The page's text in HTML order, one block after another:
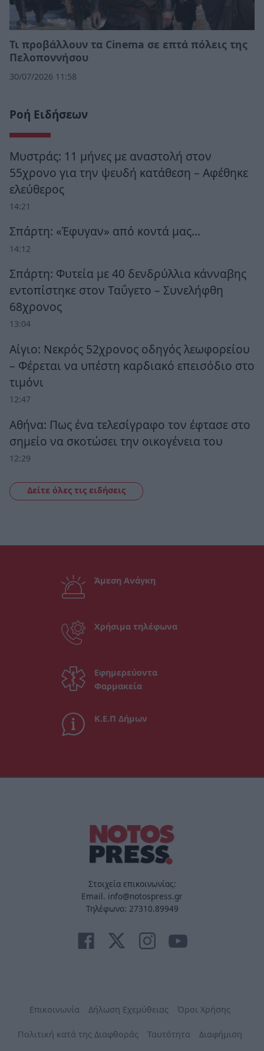
Τι προβάλλουν τα Cinema σε επτά πόλεις της
Πελοποννήσου
30/07/2026 11:58
Ροή Ειδήσεων
Μυστράς: 11 μήνες με αναστολή στον
55χρονο για την ψευδή κατάθεση – Αφέθηκε
ελεύθερος
14:21
Σπάρτη: «Έφυγαν» από κοντά μας…
14:12
Σπάρτη: Φυτεία με 40 δενδρύλλια κάνναβης
εντοπίστηκε στον Ταΰγετο – Συνελήφθη
68χρονος
13:04
Αίγιο: Νεκρός 52χρονος οδηγός λεωφορείου
– Φέρεται να υπέστη καρδιακό επεισόδιο στο
τιμόνι
12:47
Αθήνα: Πως ένα τελεσίγραφο τον έφτασε στο
σημείο να σκοτώσει την οικογένεια του
12:29
Δείτε όλες τις ειδήσεις
Άμεση Ανάγκη
Χρήσιμα τηλέφωνα
Εφημερεύοντα
Φαρμακεία
Κ.Ε.Π Δήμων
Στοιχεία επικοινωνίας:
Email. info@notospress.gr
Τηλέφωνο: 27310.89949
Επικοινωνία Δήλωση Εχεμύθειας Όροι Χρήσης
Πολιτική κατά της Διαφθοράς Ταυτότητα Διαφήμιση